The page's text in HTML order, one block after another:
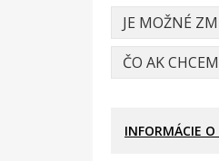
JE MOŽNÉ
ČO AK
INFORMÁCIE